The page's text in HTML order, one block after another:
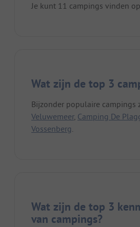
Je kunt 11 campings vinden
Wat zijn de top 3
Bijzonder populaire campings
Veluwemeer, Camping De
Vossenberg.
Wat zijn de top 3
van campings?